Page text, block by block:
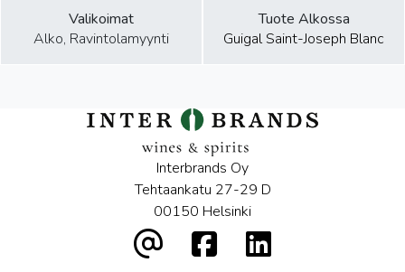
Valikoimat
Alko, Ravintolamyynti
Tuote Alkossa
Guigal Saint-Joseph Blanc
Interbrands Oy
Tehtaankatu 27-29 D
00150 Helsinki